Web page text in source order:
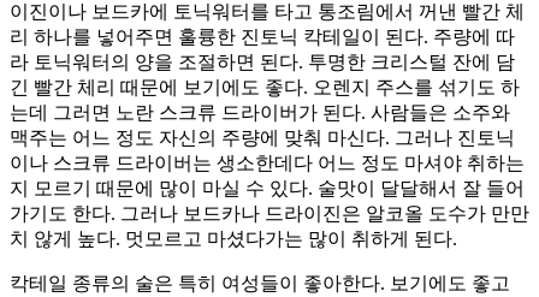
이진이나 보드카에 토닉워터를 타고 통조림에서 꺼낸 빨간 체
리 하나를 넣어주면 훌륭한 진토닉 칵테일이 된다. 주량에 따
라 토닉워터의 양을 조절하면 된다. 투명한 크리스털 잔에 담
긴 빨간 체리 때문에 보기에도 좋다. 오렌지 주스를 섞기도 하
는데 그러면 노란 스크류 드라이버가 된다. 사람들은 소주와
맥주는 어느 정도 자신의 주량에 맞춰 마신다. 그러나 진토닉
이나 스크류 드라이버는 생소한데다 어느 정도 마셔야 취하는
지 모르기 때문에 많이 마실 수 있다. 술맛이 달달해서 잘 들어
가기도 한다. 그러나 보드카나 드라이진은 알코올 도수가 만만
치 않게 높다. 멋모르고 마셨다가는 많이 취하게 된다.
칵테일 종류의 술은 특히 여성들이 좋아한다. 보기에도 좋고